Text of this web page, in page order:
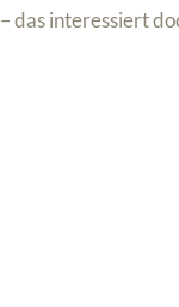
das interessiert